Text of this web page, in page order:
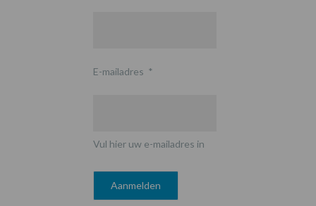
E-mailadres *
Vul hier uw e-mailadres in